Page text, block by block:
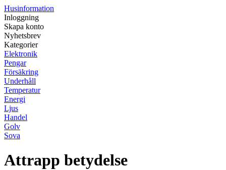
Husinformation
Inloggning
Skapa konto
Nyhetsbrev
Kategorier
Elektronik
Pengar
Försäkring
Underhåll
Temperatur
Energi
Ljus
Handel
Golv
Sova
Attrapp betydelse